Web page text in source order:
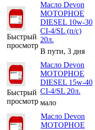
Быстрый
просмотр
Масло Devon
МОТОРНОЕ
DIESEL 10w-30
CI-4/SL (п/с)
20л.
В пути, 3 дня
Быстрый
просмотр
Масло Devon
МОТОРНОЕ
DIESEL 15w-40
CI-4/SL 20л.
мало
Масло Devon
МОТОРНОЕ